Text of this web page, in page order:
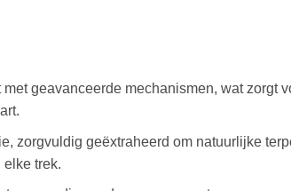
geavanceerde mechanismen, wat zorgt
zorgvuldig geëxtraheerd om natuurlijke
trek.